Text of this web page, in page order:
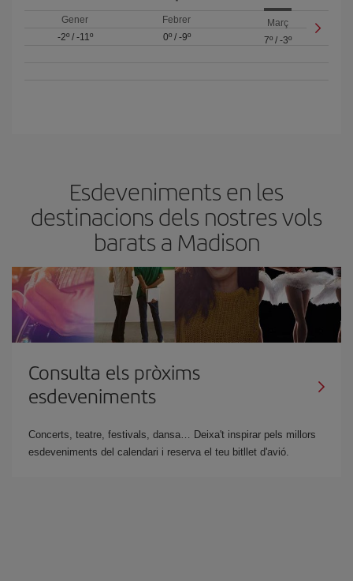
Gener
-2º/ -11º
Febrer
0º/ -9º
Març
7º /-3º
Esdeveniments en les
destinacions dels nostres vols
barats a Madison
Consulta els pròxims
esdeveniments
Concerts, teatre, festivals, dansa… Deixa't inspirar pels millors
esdeveniments del calendari i reserva el teu bitllet d'avió.